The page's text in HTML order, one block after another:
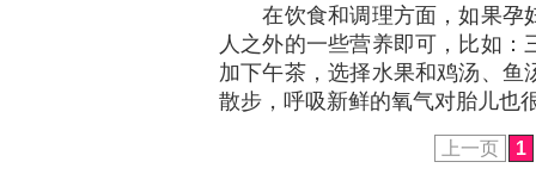
在饮食和调理方面，如果孕
人之外的一些营养即可，比如
加下午茶，选择水果和鸡汤、鱼
散步，呼吸新鲜的氧气对胎儿也
上一页 1